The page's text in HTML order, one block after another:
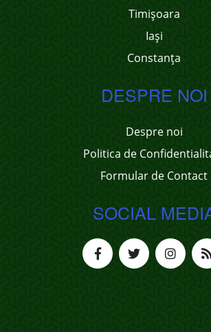
Timișoara
Iași
Constanța
DESPRE NOI
Despre noi
Politica de
Formular de Contact
SOCIAL